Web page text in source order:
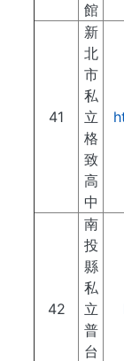
館
41
新
北
市
私
立
格
致
高
中
42
南
投
縣
私
立
普
台